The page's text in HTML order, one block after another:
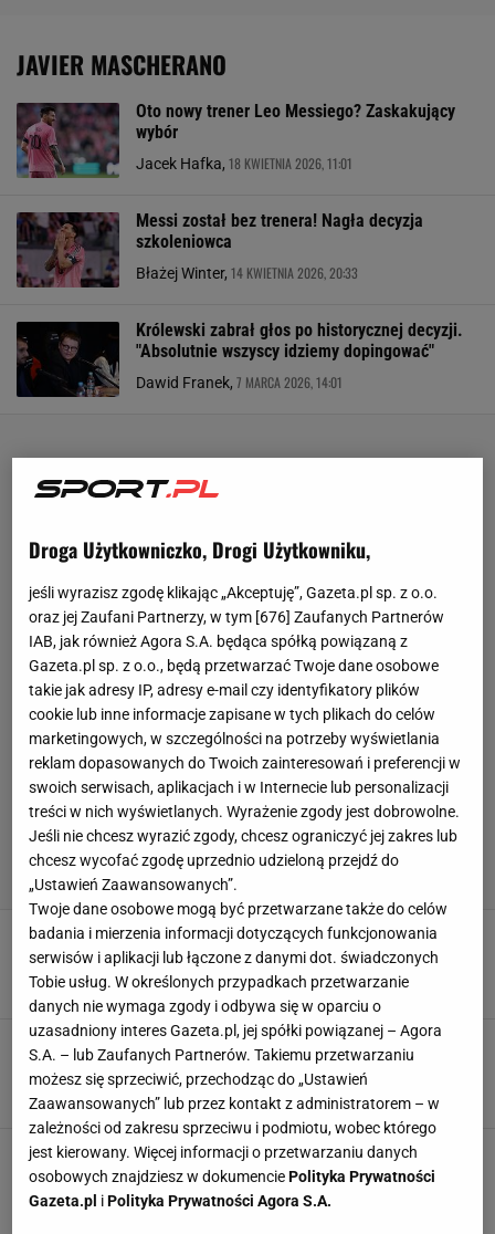
JAVIER MASCHERANO
Oto nowy trener Leo Messiego? Zaskakujący
wybór
Jacek Hafka, 18 KWIETNIA 2026, 11:01
Messi został bez trenera! Nagła decyzja
szkoleniowca
Błażej Winter, 14 KWIETNIA 2026, 20:33
Królewski zabrał głos po historycznej decyzji.
"Absolutnie wszyscy idziemy dopingować"
Dawid Franek, 7 MARCA 2026, 14:01
Oficjalnie: Leo Messi ma nowego trenera!
"Jeden z najlepszych na świecie"
Konrad Ferszter,26 LISTOPADA 2024, 19:45
Inter Miami znalazł nowego trenera! 334 mecze
w barwach FC Barcelony
Paweł Matys,22 LISTOPADA 2024, 15:39
Selekcjoner Argentyny: To największy cyrk, jaki
kiedykolwiek widziałem w życiu
Filip Modrzejewski,24 LIPCA 2024, 21:06
Droga Użytkowniczko, Drogi Użytkowniku,
jeśli wyrazisz zgodę klikając „Akceptuję”, Gazeta.pl sp. z o.o.
oraz jej Zaufani Partnerzy, w tym [676] Zaufanych Partnerów
IAB, jak również Agora S.A. będąca spółką powiązaną z
Gazeta.pl sp. z o.o., będą przetwarzać Twoje dane osobowe
takie jak adresy IP, adresy e-mail czy identyfikatory plików
cookie lub inne informacje zapisane w tych plikach do celów
marketingowych, w szczególności na potrzeby wyświetlania
reklam dopasowanych do Twoich zainteresowań i preferencji w
swoich serwisach, aplikacjach i w Internecie lub personalizacji
treści w nich wyświetlanych. Wyrażenie zgody jest dobrowolne.
Jeśli nie chcesz wyrazić zgody, chcesz ograniczyć jej zakres lub
chcesz wycofać zgodę uprzednio udzieloną przejdź do
„Ustawień Zaawansowanych”.
Twoje dane osobowe mogą być przetwarzane także do celów
badania i mierzenia informacji dotyczących funkcjonowania
serwisów i aplikacji lub łączone z danymi dot. świadczonych
Tobie usług. W określonych przypadkach przetwarzanie
danych nie wymaga zgody i odbywa się w oparciu o
uzasadniony interes Gazeta.pl, jej spółki powiązanej – Agora
S.A. – lub Zaufanych Partnerów. Takiemu przetwarzaniu
możesz się sprzeciwić, przechodząc do „Ustawień
Zaawansowanych” lub przez kontakt z administratorem – w
zależności od zakresu sprzeciwu i podmiotu, wobec którego
jest kierowany. Więcej informacji o przetwarzaniu danych
osobowych znajdziesz w dokumenciePolityka Prywatności
Gazeta.pl iPolityka Prywatności Agora S.A.